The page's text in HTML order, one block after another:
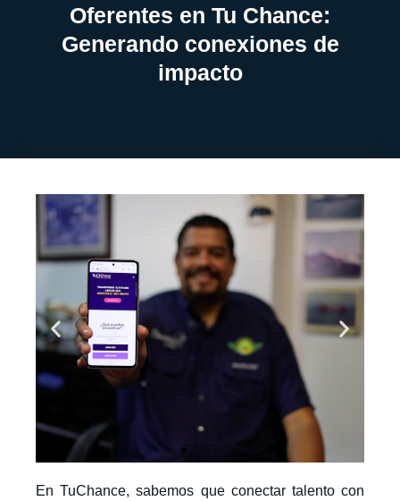
Oferentes en Tu Chance:
Generando conexiones de
impacto
En TuChance, sabemos que conectar talento con